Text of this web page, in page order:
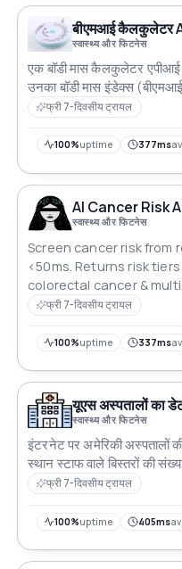
बीएमआई कैलकुलेटर
स्वास्थ्य और फिटनेस
एक बॉडी मास कैलकुलेटर
उनका बॉडी मास इंडेक्स
फ्री 7-दिवसीय ट्रायल
100%uptime 377ms
AI Cancer Risk
स्वास्थ्य और फिटनेस
Screen cancer risk from
<50ms. Returns risk
colorectal cancer &
फ्री 7-दिवसीय ट्रायल
100%uptime 337ms
यूएस अस्पतालों का
स्वास्थ्य और फिटनेस
इंटरनेट पर अमेरिकी अस्पतालों
स्थान स्टाफ वाले बिस्तरों की
फ्री 7-दिवसीय ट्रायल
100%uptime 405ms